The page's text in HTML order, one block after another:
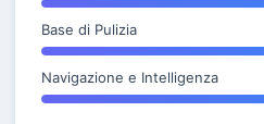
Base di Pulizia
Navigazione e Intelligenza